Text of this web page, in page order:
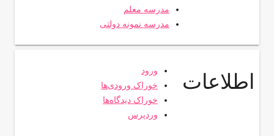
مدرسه معلم
مدرسه نمونه دولتی
اطلاعات
ورود
خوراک ورودی‌ها
خوراک دیدگاه‌ها
وردپرس